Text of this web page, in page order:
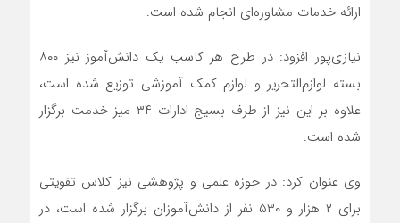
ارائه خدمات مشاوره‌ای انجام شده است.
نیازی‌پور افزود: در طرح هر کاسب یک دانش‌آموز نیز ۸۰۰
بسته لوازم‌التحریر و لوازم کمک آموزشی توزیع شده است،
علاوه بر این نیز از طرف بسیج ادارات ۳۴ میز خدمت برگزار
شده است.
وی عنوان کرد: در حوزه علمی و پژوهشی نیز کلاس تقویتی
برای ۲ هزار و ۵۳۰ نفر از دانش‌آموزان برگزار شده است، در